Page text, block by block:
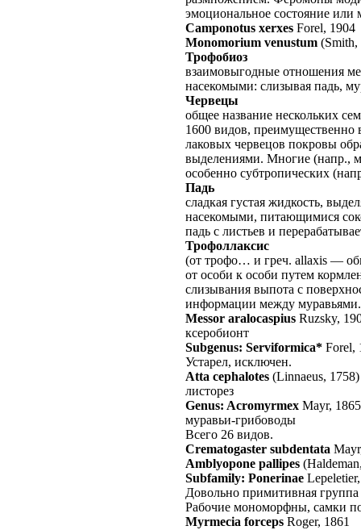
эмоциональное состояние или
Camponotus xerxes Forel, 1904
Monomorium venustum (Smith,
Трофобиоз
взаимовыгодные отношения
насекомыми: слизывая падь,
Червецы
общее название нескольких
1600 видов, преимущественно
лаковых червецов покровы
выделениями. Многие (напр.,
особенно субтропических
Падь
сладкая густая жидкость,
насекомыми, питающимися
падь с листьев и
Трофоллаксис
(от трофо… и греч. allaxis —
от особи к особи путем
слизывания выпота с
информации между муравьями.
Messor aralocaspius Ruzsky,
ксеробионт
Subgenus: Serviformica* Forel,
Устарел, исключен.
Atta cephalotes (Linnaeus, 1758)
листорез
Genus: Acromyrmex Mayr, 1865
муравьи-грибоводы
Всего 26 видов.
Crematogaster subdentata
Amblyopone pallipes
Subfamily: Ponerinae
Довольно примитивная
Рабочие мономорфны, самки
Myrmecia forceps Roger, 1861